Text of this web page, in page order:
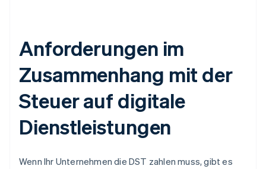
Anforderungen im
Zusammenhang mit der
Steuer auf digitale
Dienstleistungen
Wenn Ihr Unternehmen die DST zahlen muss, gibt es